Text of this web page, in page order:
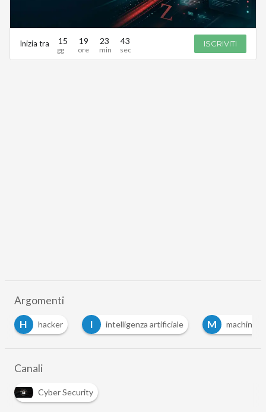
Inizia tra 15 19 23 43 ISCRIVITI
Argomenti
I
intelligenza artificiale M machine learning S
Canali
Cyber Security